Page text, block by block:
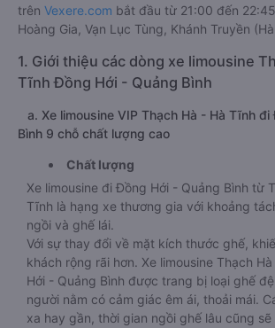
trên Vexere.com bắt đầu từ 21:00 đến
Hoàng Gia, Vạn Lục Tùng, Khánh Truyền
1. Giới thiệu các dòng xe limousine
Tĩnh Đồng Hới - Quảng Bình
a. Xe limousine VIP Thạch Hà - Hà Tĩnh
Bình 9 chỗ chất lượng cao
Chất lượng
Xe limousine đi Đồng Hới - Quảng Bình từ
Tĩnh là hạng xe thương gia với khoảng
ngồi và ghế lái.
Với sự thay đổi về mặt kích thước ghế,
khách rộng rãi hơn. Xe limousine Thạch
Hới - Quảng Bình được trang bị loại ghế
người nằm có cảm giác êm ái, thoải mái.
xa hay gần, thời gian ngồi ghế lâu cũng sẽ